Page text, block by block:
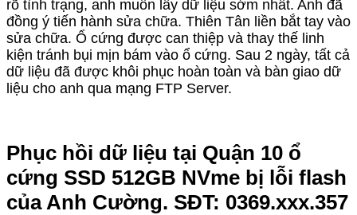
rõ tình trạng, anh muốn lấy dữ liệu sớm nhất. Anh đã
đồng ý tiến hành sửa chữa. Thiên Tân liền bắt tay vào
sửa chữa. Ổ cứng được can thiệp và thay thế linh
kiện tránh bụi mịn bám vào ổ cứng. Sau 2 ngày, tất cả
dữ liệu đã được khôi phục hoàn toàn và bàn giao dữ
liệu cho anh qua mạng FTP Server.
Phục hồi dữ liệu tại Quận 10 ổ
cứng SSD 512GB NVme bị lỗi flash
của Anh Cường. SĐT: 0369.xxx.357